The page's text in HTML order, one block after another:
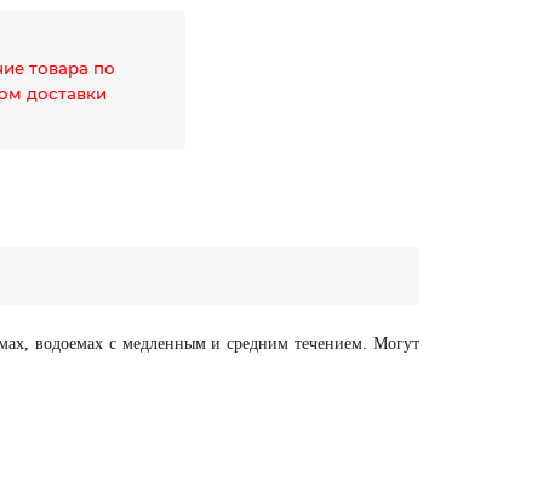
товара по
доставки
водоемах с медленным и средним течением. Могут